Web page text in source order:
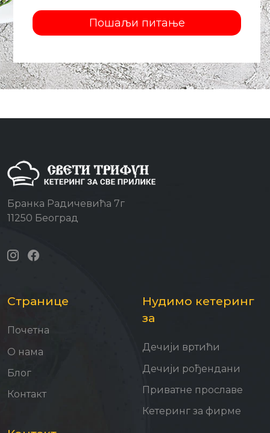
Бранка Радичевића 7г
11250 Београд
Странице
Почетна
О нама
Блог
Контакт
Нудимо кетеринг
за
Дечији вртићи
Дечији рођендани
Приватне прославе
Кетеринг за фирме